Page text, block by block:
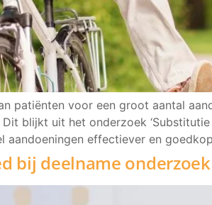
patiënten voor een groot aantal
blijkt uit het onderzoek
aandoeningen effectiever en
bij deelname onderzoek